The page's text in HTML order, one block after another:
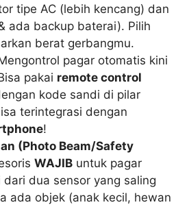
tipe AC (lebih kencang) dan
ada backup baterai). Pilih
berat gerbangmu.
pagar otomatis kini
pakai remote control
kode sandi di pilar
terintegrasi dengan
!
(Photo Beam/Safety
WAJIB untuk pagar
dua sensor yang saling
ada objek (anak kecil, hewan